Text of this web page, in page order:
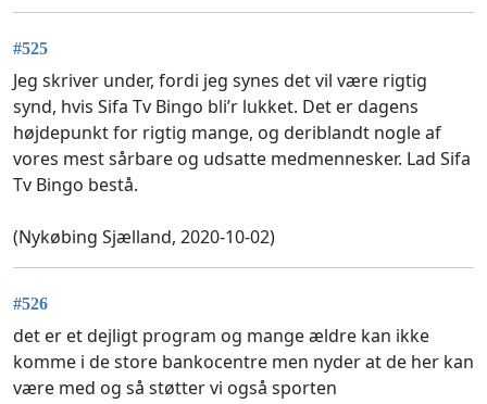
#525
Jeg skriver under, fordi jeg synes det vil være rigtig
synd, hvis Sifa Tv Bingo bli’r lukket. Det er dagens
højdepunkt for rigtig mange, og deriblandt nogle af
vores mest sårbare og udsatte medmennesker. Lad Sifa
Tv Bingo bestå.
(Nykøbing Sjælland, 2020-10-02)
#526
det er et dejligt program og mange ældre kan ikke
komme i de store bankocentre men nyder at de her kan
være med og så støtter vi også sporten